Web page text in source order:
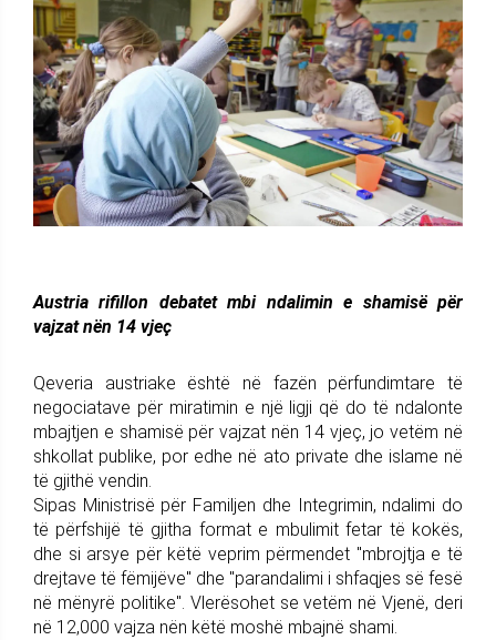
Austria rifillon debatet mbi ndalimin e shamisë për
vajzat nën 14 vjeç
Qeveria austriake është në fazën përfundimtare të
negociatave për miratimin e një ligji që do të ndalonte
mbajtjen e shamisë për vajzat nën 14 vjeç, jo vetëm në
shkollat publike, por edhe në ato private dhe islame në
të gjithë vendin.
Sipas Ministrisë për Familjen dhe Integrimin, ndalimi do
të përfshijë të gjitha format e mbulimit fetar të kokës,
dhe si arsye për këtë veprim përmendet "mbrojtja e të
drejtave të fëmijëve" dhe "parandalimi i shfaqjes së fesë
në mënyrë politike". Vlerësohet se vetëm në Vjenë, deri
në 12,000 vajza nën këtë moshë mbajnë shami.